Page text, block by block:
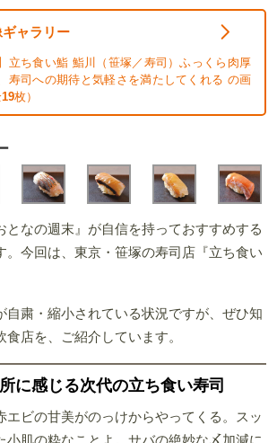
ギャラリー
立ち食い鮨 鮨川（笹塚／寿司）ふっくら肉厚
寿司への期待と気軽さを満たしてくれる の画
19枚）
となの週末』が自信を持っておすすめする
。今回は、東京・笹塚の寿司店『立ち食い
粛・縮小されている状況ですが、ぜひ知
食店を、ご紹介しています。
に感じる次代の立ち食い寿司
エビの甘美がのっけからやってくる。スッ
小肌の粋なことよ。サバの絶妙な〆加減に